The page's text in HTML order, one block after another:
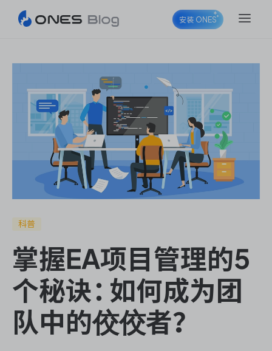
ONES Project
ONES Wiki
ONES Desk
ONES Assistant
安装 ONES
科普
掌握EA项目管理的5
个秘诀：如何成为团
队中的佼佼者？